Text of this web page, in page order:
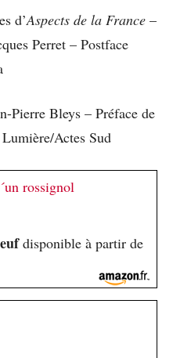
d’Aspects de la France –
Perret – Postface
Pierre Bleys – Préface de
Actes Sud
rossignol
disponible à partir de